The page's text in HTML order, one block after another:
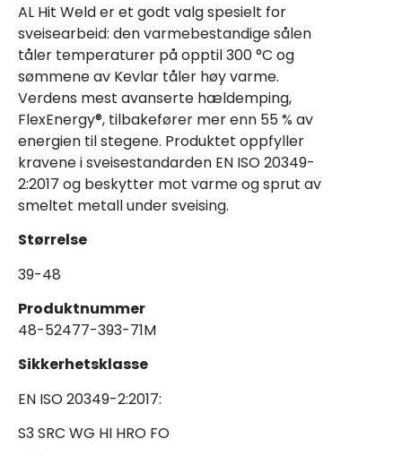
AL Hit Weld er et godt valg spesielt for
sveisearbeid: den varmebestandige sålen
tåler temperaturer på opptil 300 °C og
sømmene av Kevlar tåler høy varme.
Verdens mest avanserte hældemping,
FlexEnergy®, tilbakefører mer enn 55 % av
energien til stegene. Produktet oppfyller
kravene i sveisestandarden EN ISO 20349-
2:2017 og beskytter mot varme og sprut av
smeltet metall under sveising.
Størrelse
39-48
Produktnummer
48-52477-393-71M
Sikkerhetsklasse
EN ISO 20349-2:2017:
S3 SRC WG HI HRO FO